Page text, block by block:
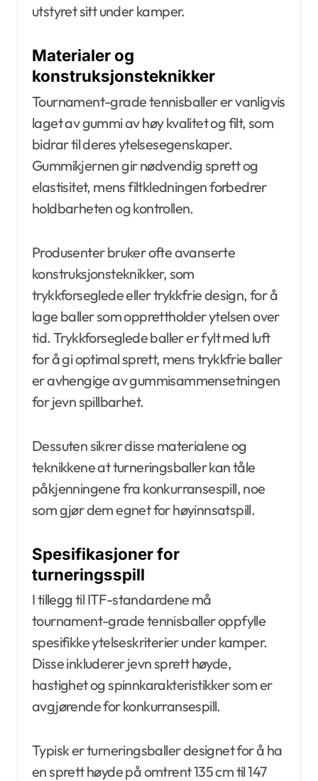
utstyret sitt under kamper.
Materialer og
konstruksjonsteknikker
Tournament-grade tennisballer er vanligvis
laget av gummi av høy kvalitet og filt, som
bidrar til deres ytelsesegenskaper.
Gummikjernen gir nødvendig sprett og
elastisitet, mens filtkledningen forbedrer
holdbarheten og kontrollen.
Produsenter bruker ofte avanserte
konstruksjonsteknikker, som
trykkforseglede eller trykkfrie design, for å
lage baller som opprettholder ytelsen over
tid. Trykkforseglede baller er fylt med luft
for å gi optimal sprett, mens trykkfrie baller
er avhengige av gummisammensetningen
for jevn spillbarhet.
Dessuten sikrer disse materialene og
teknikkene at turneringsballer kan tåle
påkjenningene fra konkurransespill, noe
som gjør dem egnet for høyinnsatspill.
Spesifikasjoner for
turneringsspill
I tillegg til ITF-standardene må
tournament-grade tennisballer oppfylle
spesifikke ytelseskriterier under kamper.
Disse inkluderer jevn sprett høyde,
hastighet og spinnkarakteristikker som er
avgjørende for konkurransespill.
Typisk er turneringsballer designet for å ha
en sprett høyde på omtrent 135 cm til 147